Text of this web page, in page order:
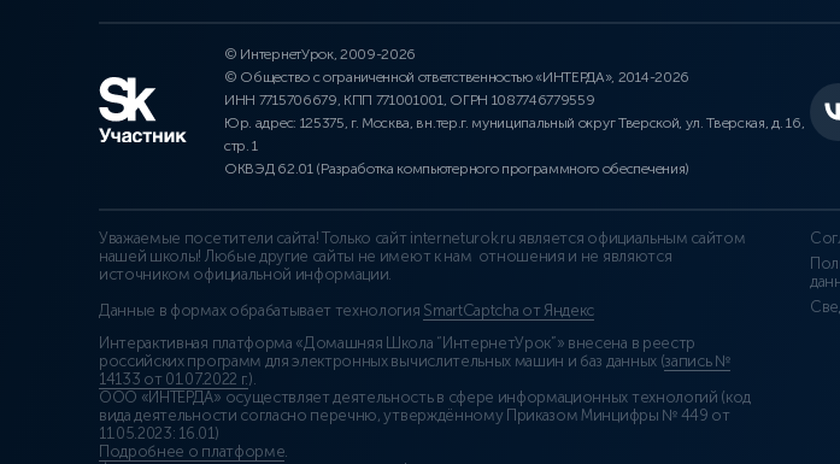
© ИнтернетУрок, 2009-2026
© Общество с ограниченной ответственностью «ИНТЕРДА», 2014-2026
ИНН 7715706679, КПП 771001001, ОГРН 1087746779559
Юр. адрес: 125375, г. Москва, вн.тер.г. муниципальный округ Тверской, ул. Тверская, д. 16,
стр. 1
ОКВЭД 62.01 (Разработка компьютерного программного обеспечения)
Уважаемые посетители сайта! Только сайт interneturok.ru является официальным сайтом
нашей школы! Любые другие сайты не имеют к нам отношения и не являются
источником официальной информации.
Данные в формах обрабатывает технология SmartCaptcha от Яндекс
Интерактивная платформа «Домашняя Школа “ИнтернетУрок”» внесена в реестр
российских программ для электронных вычислительных машин и баз данных (запись №
14133 от 01.07.2022 г.).
ООО «ИНТЕРДА» осуществляет деятельность в сфере информационных технологий (код
вида деятельности согласно перечню, утверждённому Приказом Минцифры № 449 от
11.05.2023: 16.01)
Подробнее о платформе.